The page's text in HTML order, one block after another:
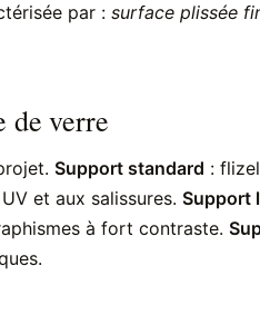
par : surface plissée
de verre
Support standard :
et aux salissures. Support
à fort contraste.